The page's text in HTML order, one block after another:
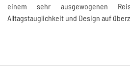
einem sehr ausgewogenen
Alltagstauglichkeit und Design auf